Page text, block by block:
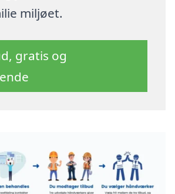
miljøet.
gratis og